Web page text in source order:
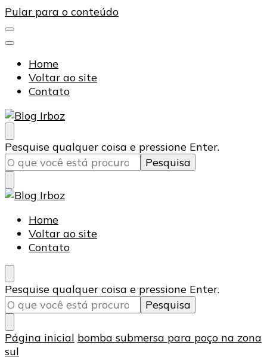
Pular para o conteúdo
Home
Voltar ao site
Contato
Blog Irboz
Blog de Lubrificação Industrial
Procurando
algo?
Pesquise qualquer coisa e pressione Enter.
Blog Irboz
Blog de Lubrificação Industrial
Home
Voltar ao site
Contato
Procurando
algo?
Pesquise qualquer coisa e pressione Enter.
Página inicial bomba submersa para poço na zona
sul